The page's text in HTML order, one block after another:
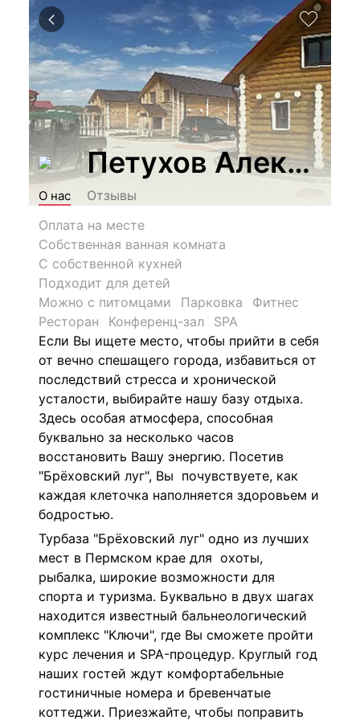
Петухов
О нас
Отзывы
Оплата на месте
Собственная ванная комната
С собственной кухней
Подходит для детей
Можно с питомцами
Парковка
Фитнес
Ресторан
Конференц-зал
SPA
Если Вы ищете место, чтобы прийти в себя
от вечно спешащего города, избавиться от
последствий стресса и хронической
усталости, выбирайте нашу базу отдыха.
Здесь особая атмосфера, способная
буквально за несколько часов
восстановить Вашу энергию. Посетив
"Брёховский луг", Вы почувствуете, как
каждая клеточка наполняется здоровьем и
бодростью.
Турбаза "Брёховский луг" одно из лучших
мест в Пермском крае для охоты,
рыбалка, широкие возможности для
спорта и туризма. Буквально в двух шагах
находится известный бальнеологический
комплекс "Ключи", где Вы сможете пройти
курс лечения и SPA-процедур. Круглый год
наших гостей ждут комфортабельные
гостиничные номера и бревенчатые
коттеджи. Приезжайте, чтобы поправить